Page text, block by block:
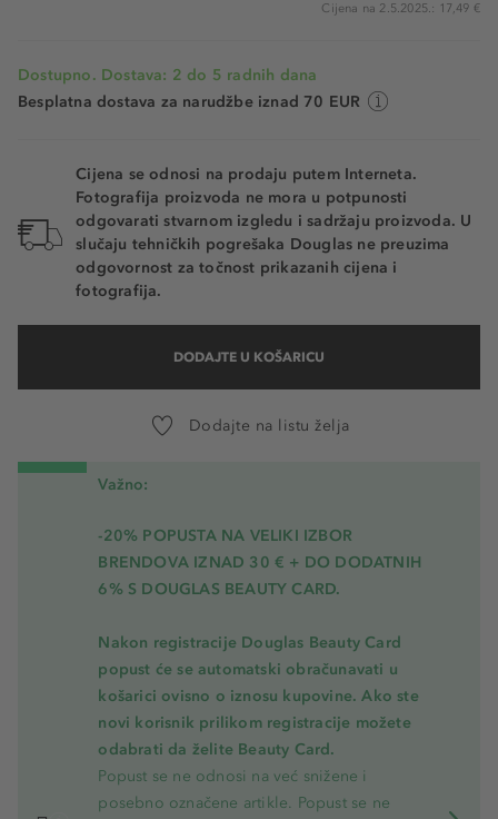
Cijena na 2.5.2025.: 17,49 €
Dostupno. Dostava: 2 do 5 radnih dana
Besplatna dostava za narudžbe iznad 70 EUR
Cijena se odnosi na prodaju putem Interneta.
Fotografija proizvoda ne mora u potpunosti
odgovarati stvarnom izgledu i sadržaju proizvoda. U
slučaju tehničkih pogrešaka Douglas ne preuzima
odgovornost za točnost prikazanih cijena i
fotografija.
DODAJTE U KOŠARICU
Dodajte na listu želja
Važno:
-20% POPUSTA NA VELIKI IZBOR
BRENDOVA IZNAD 30 € + DO DODATNIH
6% S DOUGLAS BEAUTY CARD.
Nakon registracije Douglas Beauty Card
popust će se automatski obračunavati u
košarici ovisno o iznosu kupovine. Ako ste
novi korisnik prilikom registracije možete
odabrati da želite Beauty Card.
Popust se ne odnosi na već snižene i
posebno označene artikle. Popust se ne